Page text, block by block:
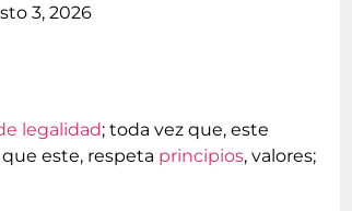
3, 2026
legalidad; toda vez que, este
este, respeta principios, valores;